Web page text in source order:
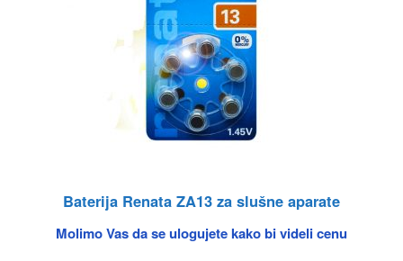
Baterija Renata ZA13 za slušne aparate
Molimo Vas da se ulogujete kako bi videli cenu